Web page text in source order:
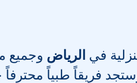
في الرياض وجميع
فريقاً طبياً